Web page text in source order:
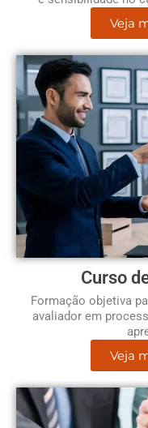
Veja
Curso
Formação objetiva
avaliador em
Veja